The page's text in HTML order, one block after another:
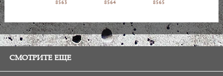
8563
8564
8565
СМОТРИТЕ ЕЩЕ